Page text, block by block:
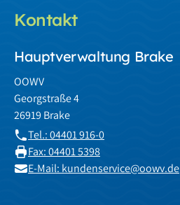
Kontakt
Hauptverwaltung Brake
OOWV
Georgstraße 4
26919 Brake
Tel.: 04401 916-0
Fax: 04401 5398
E-Mail: kundenservice@oowv.de